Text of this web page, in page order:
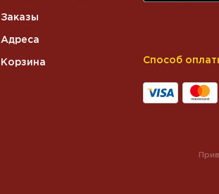
Заказы
Адреса
Корзина Способ